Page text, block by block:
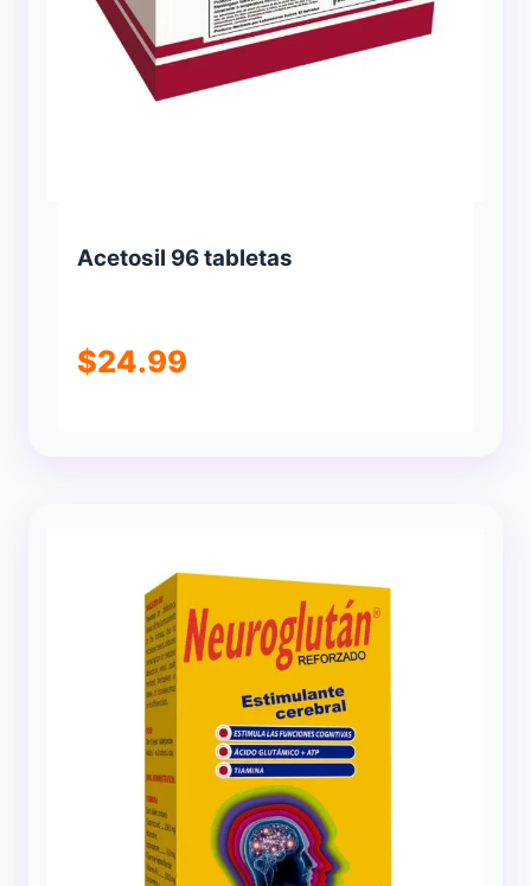
Acetosil 96 tabletas
$24.99